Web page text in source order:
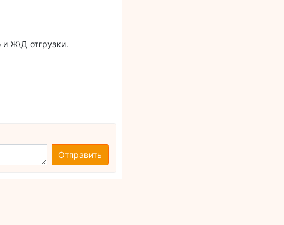
и Ж\Д отгрузки.
Отправить